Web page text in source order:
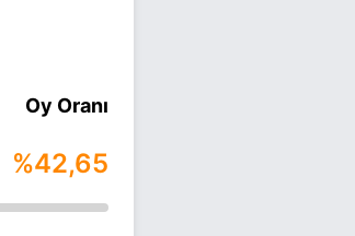
Oy Oranı
%42,65